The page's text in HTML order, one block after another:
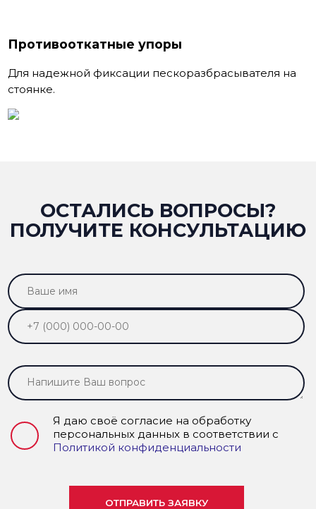
Противооткатные упоры
Для надежной фиксации пескоразбрасывателя на
стоянке.
ОСТАЛИСЬ ВОПРОСЫ?
ПОЛУЧИТЕ КОНСУЛЬТАЦИЮ
Я даю своё согласие на обработку
персональных данных в соответствии с
Политикой конфиденциальности